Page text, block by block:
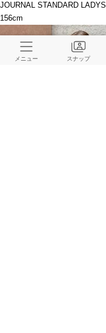
JOURNAL STANDARD LADYS
156cm
メニュー スナップ